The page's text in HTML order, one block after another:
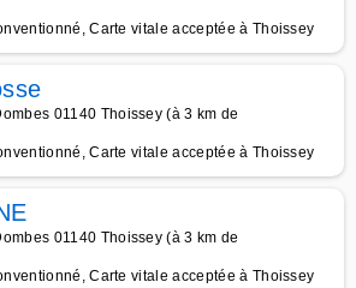
Carte vitale acceptée à Thoissey
01140 Thoissey (à 3 km de
Carte vitale acceptée à Thoissey
01140 Thoissey (à 3 km de
Carte vitale acceptée à Thoissey